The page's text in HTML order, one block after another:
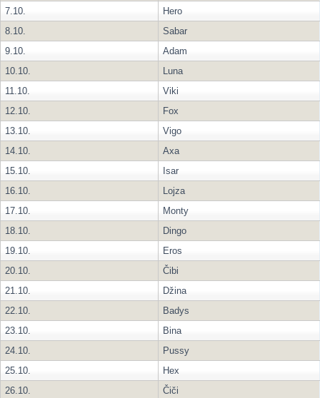
7.10.
Hero
8.10.
Sabar
9.10.
Adam
10.10.
Luna
11.10.
Viki
12.10.
Fox
13.10.
Vigo
14.10.
Axa
15.10.
Isar
16.10.
Lojza
17.10.
Monty
18.10.
Dingo
19.10.
Eros
20.10.
Čibi
21.10.
Džina
22.10.
Badys
23.10.
Bina
24.10.
Pussy
25.10.
Hex
26.10.
Čiči